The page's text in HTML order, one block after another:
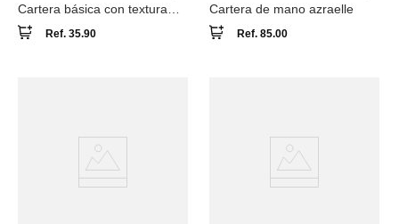
Cartera básica con textura
suave l
Ref. 35.90
Cartera de mano azraelle
Ref. 85.00